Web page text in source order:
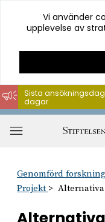
Hoppa
till
innehåll
Vi använder
upplevelse av
Sista
dagar
Genomförd
Projekt